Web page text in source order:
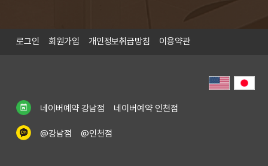
v
i t
로그인 회원가입 개인정보취급방침 이용약관
네이버예약 강남점 네이버예약 인천점
@강남점 @인천점